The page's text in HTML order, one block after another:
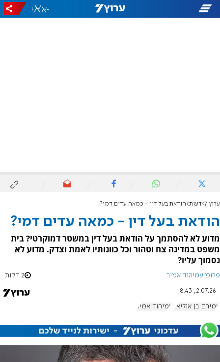
-
+
ערוץ 7 דעות הודאת בעל דין - כמאה עדים דמי?
הודאת בעל דין - כמאה עדים דמי?
מדוע לא להסתמך על הודאת בעל דין במשטר דמוקרטי? בית
משפט במדינה צח וטהור וכל כוונותיו לאמת וצדק. מדוע לא
נסמוך עליו?
פרופ' עמיהוד אמיר 2 דקות
2.07.26, 8:43
עמירם בן אוליאל עמיהוד אמיר